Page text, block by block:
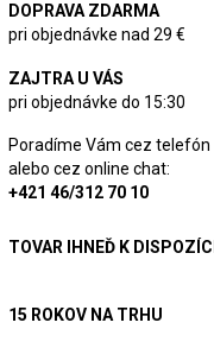
DOPRAVA ZDARMA
pri objednávke nad 29 €
ZAJTRA U VÁS
pri objednávke do 15:30
Poradíme Vám cez telefón
alebo cez online chat:
+421 46/312 70 10
TOVAR IHNEĎ K DISPOZÍCIÍ
15 ROKOV NA TRHU